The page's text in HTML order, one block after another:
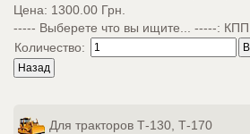
Цена: 1300.00 Грн.
----- Выберете что вы ищите... -----: КПП
Количество:
Для тракторов Т-130, Т-170